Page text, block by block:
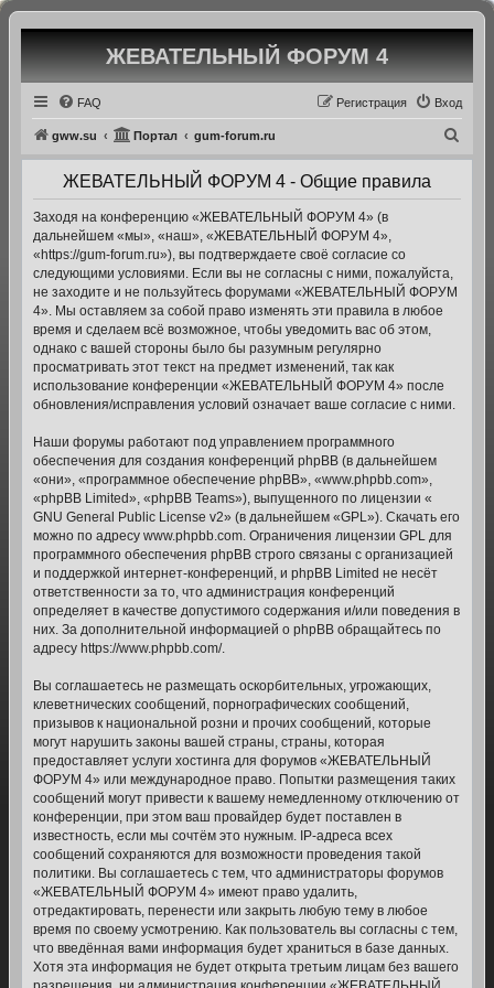
ЖЕВАТЕЛЬНЫЙ ФОРУМ 4
FAQ Вход
Регистрация
gww.su Портал gum-forum.ru
о
ЖЕВАТЕЛЬНЫЙ ФОРУМ 4 - Общие правила
Заходя на конференцию «ЖЕВАТЕЛЬНЫЙ ФОРУМ 4» (в
дальнейшем «мы», «наш», «ЖЕВАТЕЛЬНЫЙ ФОРУМ 4»,
«https://gum-forum.ru»), вы подтверждаете своё согласие со
следующими условиями. Если вы не согласны с ними, пожалуйста,
не заходите и не пользуйтесь форумами «ЖЕВАТЕЛЬНЫЙ ФОРУМ
4». Мы оставляем за собой право изменять эти правила в любое
время и сделаем всё возможное, чтобы уведомить вас об этом,
однако с вашей стороны было бы разумным регулярно
просматривать этот текст на предмет изменений, так как
использование конференции «ЖЕВАТЕЛЬНЫЙ ФОРУМ 4» после
обновления/исправления условий означает ваше согласие с ними.
Наши форумы работают под управлением программного
обеспечения для создания конференций phpBB (в дальнейшем
«они», «программное обеспечение phpBB», «www.phpbb.com»,
«phpBB Limited», «phpBB Teams»), выпущенного по лицензии «
GNU General Public License v2» (в дальнейшем «GPL»). Скачать его
можно по адресу www.phpbb.com. Ограничения лицензии GPL для
программного обеспечения phpBB строго связаны с организацией
и поддержкой интернет-конференций, и phpBB Limited не несёт
ответственности за то, что администрация конференций
определяет в качестве допустимого содержания и/или поведения в
них. За дополнительной информацией о phpBB обращайтесь по
адресу https://www.phpbb.com/.
Вы соглашаетесь не размещать оскорбительных, угрожающих,
клеветнических сообщений, порнографических сообщений,
призывов к национальной розни и прочих сообщений, которые
могут нарушить законы вашей страны, страны, которая
предоставляет услуги хостинга для форумов «ЖЕВАТЕЛЬНЫЙ
ФОРУМ 4» или международное право. Попытки размещения таких
сообщений могут привести к вашему немедленному отключению от
конференции, при этом ваш провайдер будет поставлен в
известность, если мы сочтём это нужным. IP-адреса всех
сообщений сохраняются для возможности проведения такой
политики. Вы соглашаетесь с тем, что администраторы форумов
«ЖЕВАТЕЛЬНЫЙ ФОРУМ 4» имеют право удалить,
отредактировать, перенести или закрыть любую тему в любое
время по своему усмотрению. Как пользователь вы согласны с тем,
что введённая вами информация будет храниться в базе данных.
Хотя эта информация не будет открыта третьим лицам без вашего